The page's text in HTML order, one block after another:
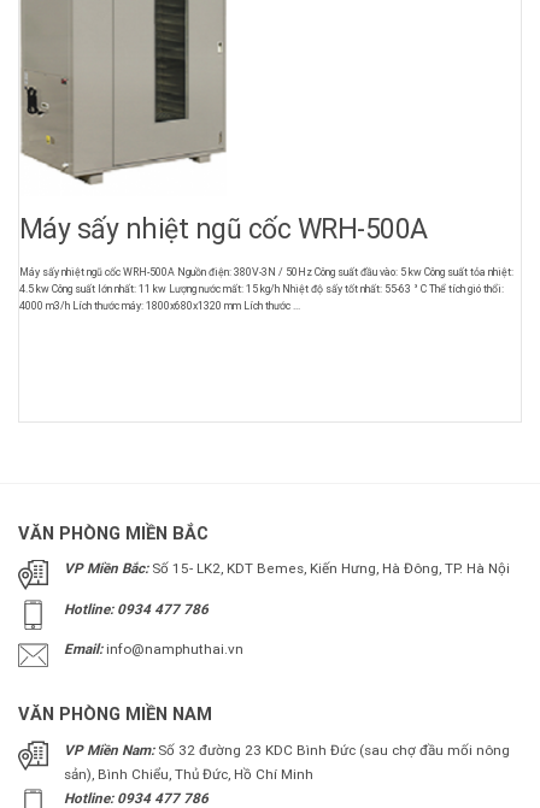
Máy sấy nhiệt ngũ cốc WRH-500A
Máy sấy nhiệt ngũ cốc WRH-500A Nguồn điện: 380V-3N / 50Hz Công suất đầu vào: 5 kw Công suất tỏa nhiệt:
4.5 kw Công suất lớn nhất: 11 kw Lượng nước mất: 15 kg/h Nhiệt độ sấy tốt nhất: 55-63 ° C Thể tích gió thổi:
4000 m3/h Lích thước máy: 1800x680x1320 mm Lích thước ...
VĂN PHÒNG MIỀN BẮC
VP Miền Bắc:Số 15- LK2, KDT Bemes, Kiến Hưng, Hà Đông, TP. Hà Nội
Hotline: 0934 477 786
Email: info@namphuthai.vn
VĂN PHÒNG MIỀN NAM
VP Miền Nam:Số 32 đường 23 KDC Bình Đức (sau chợ đầu mối nông
sản), Bình Chiểu, Thủ Đức, Hồ Chí Minh
Hotline: 0934 477 786